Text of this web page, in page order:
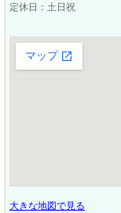
定休日：土日祝
大きな地図で見る